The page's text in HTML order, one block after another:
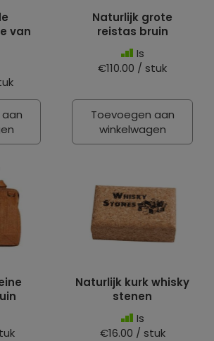
van
Naturlijk grote
reistas bruin
Is
€110.00 / stuk
Toevoegen aan
winkelwagen
Naturlijk kurk whisky
stenen
Is
€16.00 / stuk